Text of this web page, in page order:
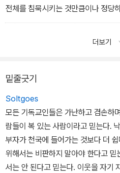
전체를 침묵시키는 것만큼이나 정당
더보기
밑줄긋기
SoItgoes
모든 기독교인들은 가난하고 겸손하
람들이 복 있는 사람이라고 믿는다.
부자가 천국에 들어가는 것보다 더
위해서는 비판하지 말아야 한다고
서는 안 된다고 믿는다. 이웃을 자기